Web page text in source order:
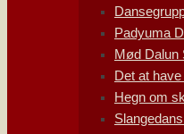
Padyuma
Mød Dalun
Det at
Hegn om